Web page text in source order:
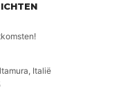
Italië